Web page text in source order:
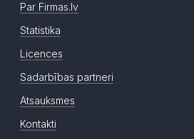
Par Firmas.lv
Statistika
Licences
Sadarbības partneri
Atsauksmes
Kontakti